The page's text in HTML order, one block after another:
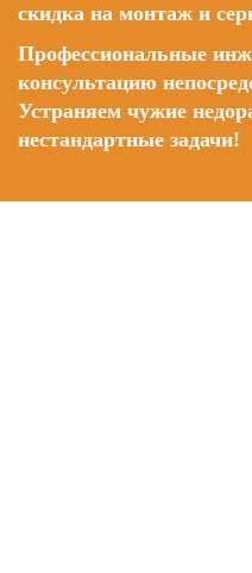
скидка на монтаж и
Профессиональные
консультацию
Устраняем чужие
нестандартные задачи!